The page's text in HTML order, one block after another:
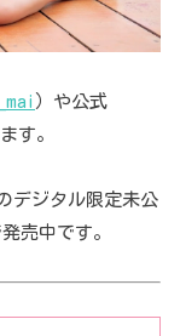
）や公式
す。
デジタル限定未公
売中です。